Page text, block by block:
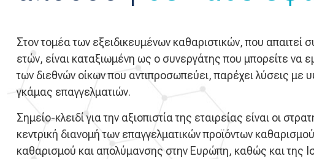
Στον τομέα των εξειδικευμένων καθαριστικών, που
ετών, είναι καταξιωμένη ως ο συνεργάτης που μπορείτε να
των διεθνών οίκων που αντιπροσωπεύει, παρέχει λύσεις με
γκάμας επαγγελματιών.
Σημείο-κλειδί για την αξιοπιστία της εταιρείας είναι οι
κεντρική διανομή των επαγγελματικών προϊόντων
καθαρισμού και απολύμανσης στην Ευρώπη, καθώς και της